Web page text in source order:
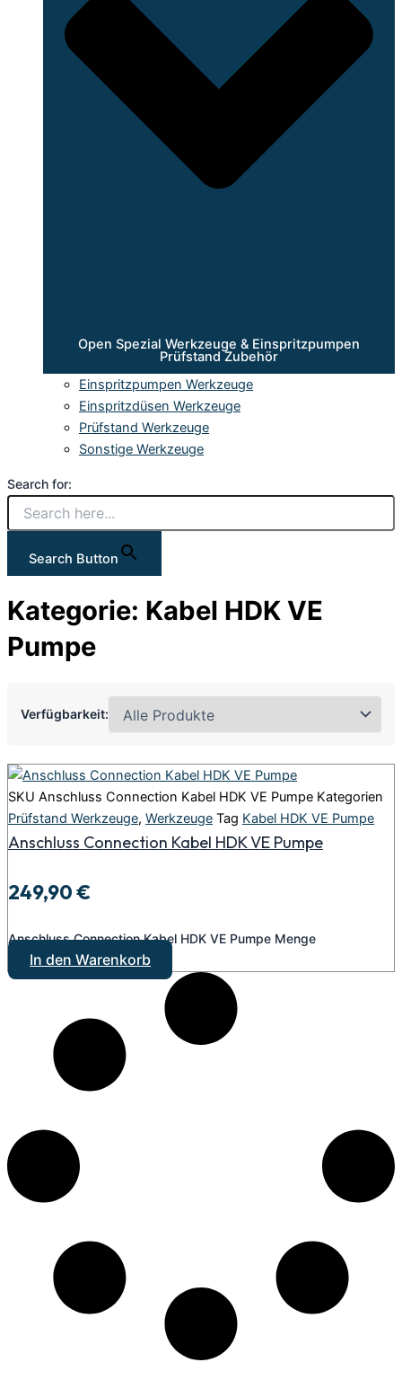
Open Spezial Werkzeuge & Einspritzpumpen
Prüfstand Zubehör
Einspritzpumpen Werkzeuge
Einspritzdüsen Werkzeuge
Prüfstand Werkzeuge
Sonstige Werkzeuge
Search for:
Search Button
Kategorie: Kabel HDK VE
Pumpe
Verfügbarkeit:
SKU Anschluss Connection Kabel HDK VE Pumpe Kategorien
Prüfstand Werkzeuge, Werkzeuge Tag Kabel HDK VE Pumpe
Anschluss Connection Kabel HDK VE Pumpe
249,90€
Anschluss Connection Kabel HDK VE Pumpe Menge
In den Warenkorb